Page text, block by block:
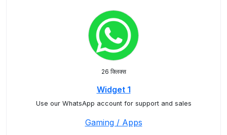
26 क्लिक्स
Widget 1
Use our WhatsApp account for support and sales
Gaming / Apps